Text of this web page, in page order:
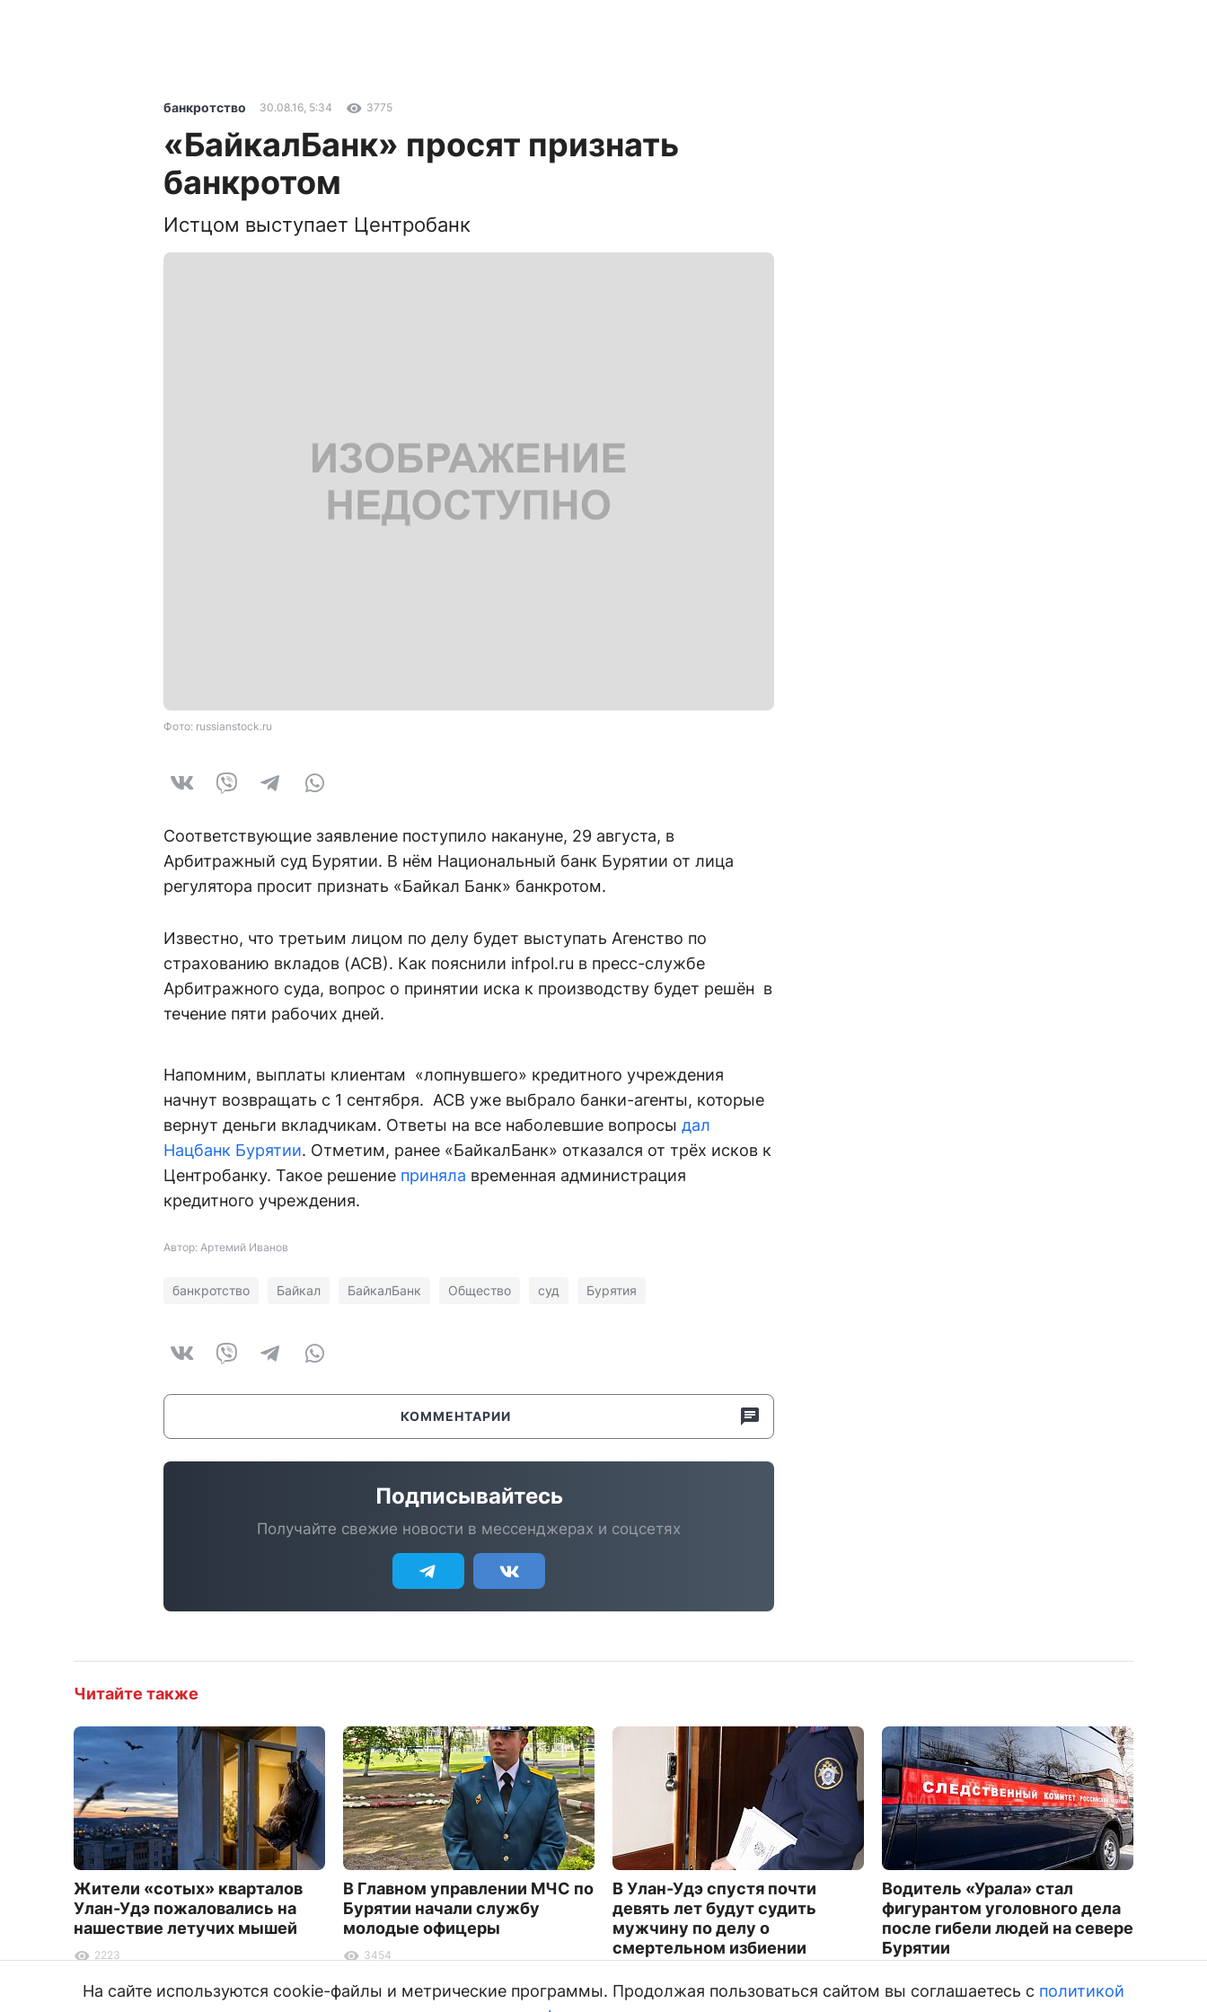
банкротство 30.08.16, 5:34 3775
«БайкалБанк» просят признать
банкротом
Истцом выступает Центробанк
Фото: russianstock.ru
Соответствующие заявление поступило накануне, 29 августа, в
Арбитражный суд Бурятии. В нём Национальный банк Бурятии от лица
регулятора просит признать «Байкал Банк» банкротом.
Известно, что третьим лицом по делу будет выступать Агенство по
страхованию вкладов (АСВ). Как пояснили infpol.ru в пресс-службе
Арбитражного суда, вопрос о принятии иска к производству будет решён в
течение пяти рабочих дней.
Напомним, выплаты клиентам «лопнувшего» кредитного учреждения
начнут возвращать с 1 сентября. АСВ уже выбрало банки-агенты, которые
вернут деньги вкладчикам. Ответы на все наболевшие вопросы дал
Нацбанк Бурятии. Отметим, ранее «БайкалБанк» отказался от трёх исков к
Центробанку. Такое решение приняла временная администрация
кредитного учреждения.
Автор: Артемий Иванов
банкротство Байкал БайкалБанк Общество суд Бурятия
КОММЕНТАРИИ
Подписывайтесь
Получайте свежие новости в мессенджерах и соцсетях
Читайте также
Жители «сотых» кварталов
Улан-Удэ пожаловались на
нашествие летучих мышей
2223
В Главном управлении МЧС по
Бурятии начали службу
молодые офицеры
3454
В Улан-Удэ спустя почти
девять лет будут судить
мужчину по делу о
смертельном избиении
Водитель «Урала» стал
фигурантом уголовного дела
после гибели людей на севере
Бурятии
На сайте используются cookie-файлы и метрические программы. Продолжая пользоваться сайтом вы соглашаетесь с политикой